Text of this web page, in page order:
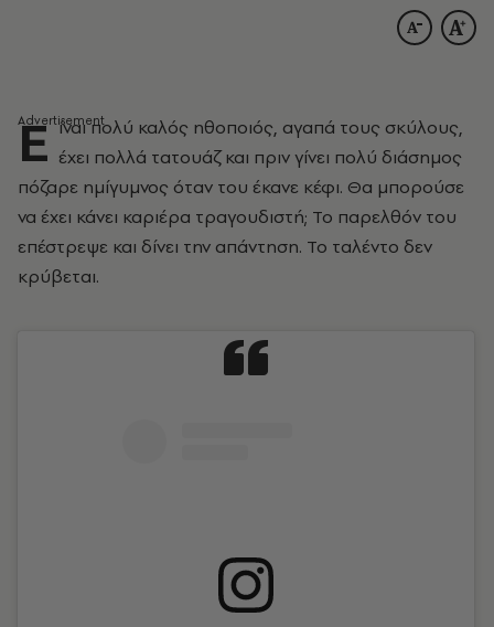
Ε ίναι πολύ καλός ηθοποιός, αγαπά τους σκύλους,
έχει πολλά τατουάζ και πριν γίνει πολύ διάσημος
πόζαρε ημίγυμνος όταν του έκανε κέφι. Θα μπορούσε
να έχει κάνει καριέρα τραγουδιστή; Το παρελθόν του
επέστρεψε και δίνει την απάντηση. Το ταλέντο δεν
κρύβεται.